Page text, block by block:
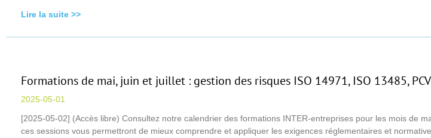
Lire la suite >>
Formations de mai, juin et juillet : gestion des risques ISO 14971, ISO 13485,
2025-05-01
[2025-05-02] (Accès libre) Consultez notre calendrier des formations INTER-entreprises pour les mois de
ces sessions vous permettront de mieux comprendre et appliquer les exigences réglementaires et